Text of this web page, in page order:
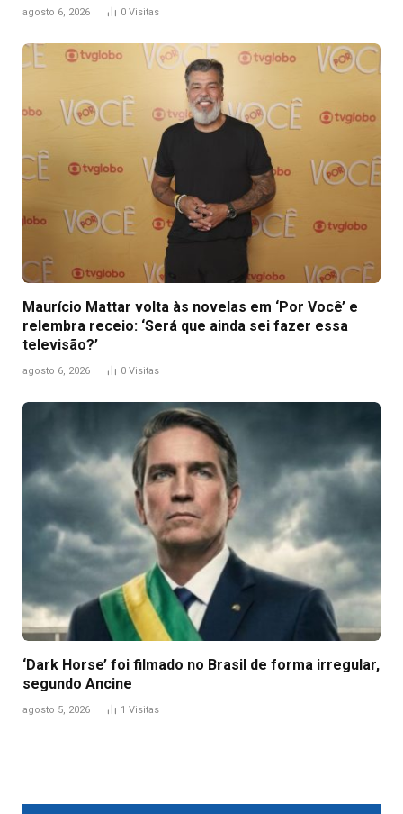
agosto 6, 2026 0 Visitas
Maurício Mattar volta às novelas em ‘Por Você’ e
relembra receio: ‘Será que ainda sei fazer essa
televisão?’
agosto 6, 2026 0 Visitas
‘Dark Horse’ foi filmado no Brasil de forma irregular,
segundo Ancine
agosto 5, 2026 1 Visitas